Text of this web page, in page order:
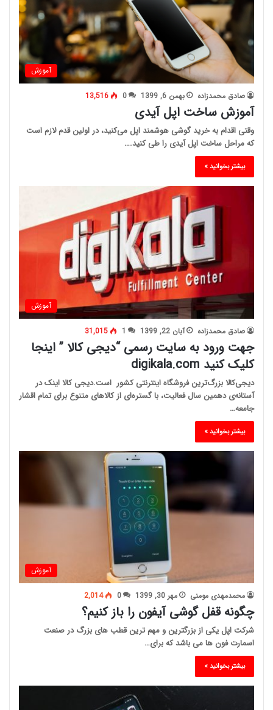
آموزش
صادق محمدزاده بهمن 6, 1399 0
13,516
آموزش ساخت اپل آیدی
وقتی اقدام به خرید گوشی هوشمند اپل می‌کنید، در اولین قدم لازم است
که مراحل ساخت اپل آیدی را طی کنید.…
بیشتر بخوانید »
آموزش
صادق محمدزاده آبان 22, 1399 1
31,015
جهت ورود به سایت رسمی “دیجی کالا ” اینجا
کلیک کنید digikala.com
دیجی‌کالا بزرگ‌ترین فروشگاه اینترنتی کشور است.دیجی کالا اینک در
آستانه‌ی دهمین سال فعالیت، با گستره‌ای از کالاهای متنوع برای تمام اقشار
جامعه…
بیشتر بخوانید »
آموزش
محمدمهدی مومنی مهر 30, 1399 0
2,014
چگونه قفل گوشی آیفون را باز کنیم؟
شرکت اپل یکی از بزرگترین و مهم ترین قطب های بزرگ در صنعت
اسمارت فون ها می باشد که برای…
بیشتر بخوانید »